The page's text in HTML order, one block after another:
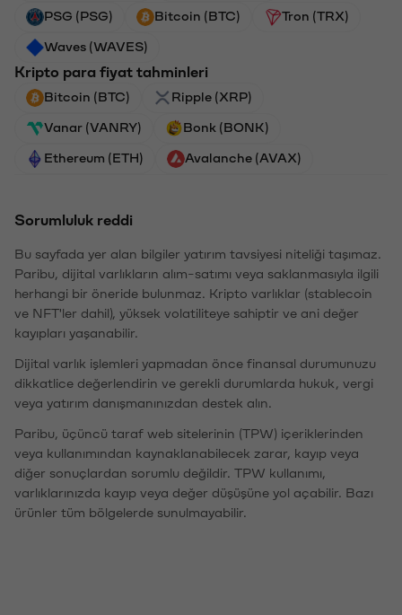
PSG (PSG) Bitcoin (BTC) Tron (TRX)
Waves (WAVES)
Kripto para fiyat tahminleri
Bitcoin (BTC) Ripple (XRP)
Vanar (VANRY) Bonk (BONK)
Ethereum (ETH) Avalanche (AVAX)
Sorumluluk reddi
Bu sayfada yer alan bilgiler yatırım tavsiyesi niteliği taşımaz.
Paribu, dijital varlıkların alım-satımı veya saklanmasıyla ilgili
herhangi bir öneride bulunmaz. Kripto varlıklar (stablecoin
ve NFT'ler dahil), yüksek volatiliteye sahiptir ve ani değer
kayıpları yaşanabilir.
Dijital varlık işlemleri yapmadan önce finansal durumunuzu
dikkatlice değerlendirin ve gerekli durumlarda hukuk, vergi
veya yatırım danışmanınızdan destek alın.
Paribu, üçüncü taraf web sitelerinin (TPW) içeriklerinden
veya kullanımından kaynaklanabilecek zarar, kayıp veya
diğer sonuçlardan sorumlu değildir. TPW kullanımı,
varlıklarınızda kayıp veya değer düşüşüne yol açabilir. Bazı
ürünler tüm bölgelerde sunulmayabilir.